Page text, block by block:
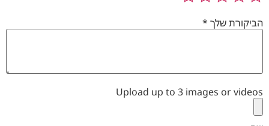
הביקורת שלך *
Upload up to 3 images or videos